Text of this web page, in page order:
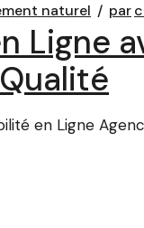
naturel par
Ligne
en Ligne